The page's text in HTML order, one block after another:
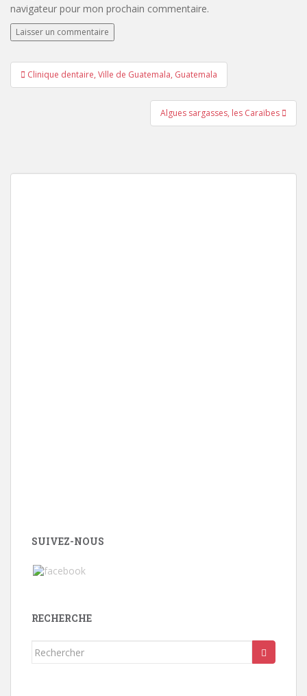
navigateur pour mon prochain commentaire.
Navigation
de
Clinique dentaire, Ville de Guatemala, Guatemala
Algues sargasses, les Caraïbes
SUIVEZ-NOUS
RECHERCHE
Rechercher...